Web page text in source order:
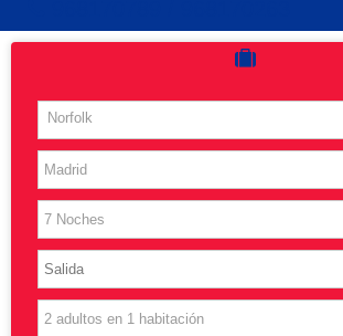
Costas
Vuelos
Islas
Caribe
Grandes Viajes
Norfolk